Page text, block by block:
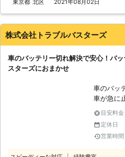
救護車を
ーで統一
ブースタ
ぐ ③ジャ
ーにエン
り込む ④エ
う……」と
し、やり
それがあ
タート作
客様が感
ー上がり
専門の業
で、安心
い際は、
い。 【関東地方で対応！タイヤのパ
ンク修理
式会社は
お困りの
東京都 北区 2021年08月02日
株式会社トラブルバスターズ
車のバッテリー切れ解決で安心！バ
スターズにおまかせ
車のバッ
車が急に
す。山の
ないとこ
まうと、
てとても心
目安料金
定休日
営業時間